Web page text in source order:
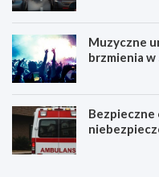
Muzyczne
brzmienia w
Bezpieczne
P
G